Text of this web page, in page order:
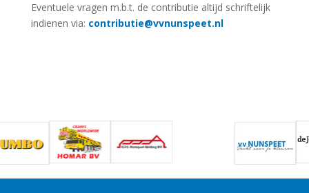
Eventuele vragen m.b.t. de contributie altijd schriftelijk
indienen via: contributie@vvnunspeet.nl